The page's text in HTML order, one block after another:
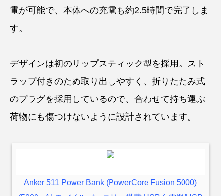
電が可能で、本体への充電も約2.5時間で完了しま
す。
デザインは初のリップスティック型を採用。スト
ラップ付きのため取り出しやすく、折りたたみ式
のプラグを採用しているので、合わせて持ち運ぶ
荷物にも傷つけないように設計されています。
Anker 511 Power Bank (PowerCore Fusion 5000)